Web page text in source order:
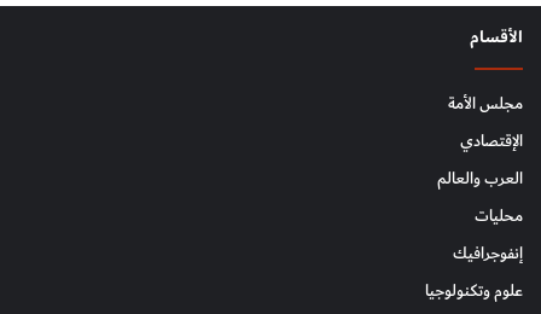
الأقسام
مجلس الأمة
الإقتصادي
العرب والعالم
محليات
إنفوجرافيك
علوم وتكنولوجيا